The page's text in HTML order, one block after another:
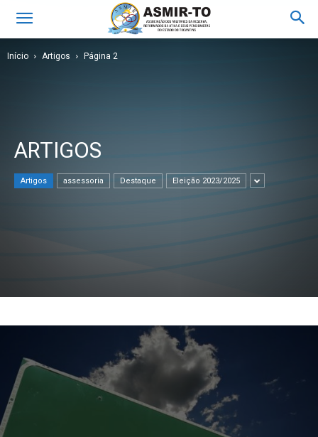
Início Artigos Página 2
ARTIGOS
Artigos assessoria Destaque Eleição 2023/2025